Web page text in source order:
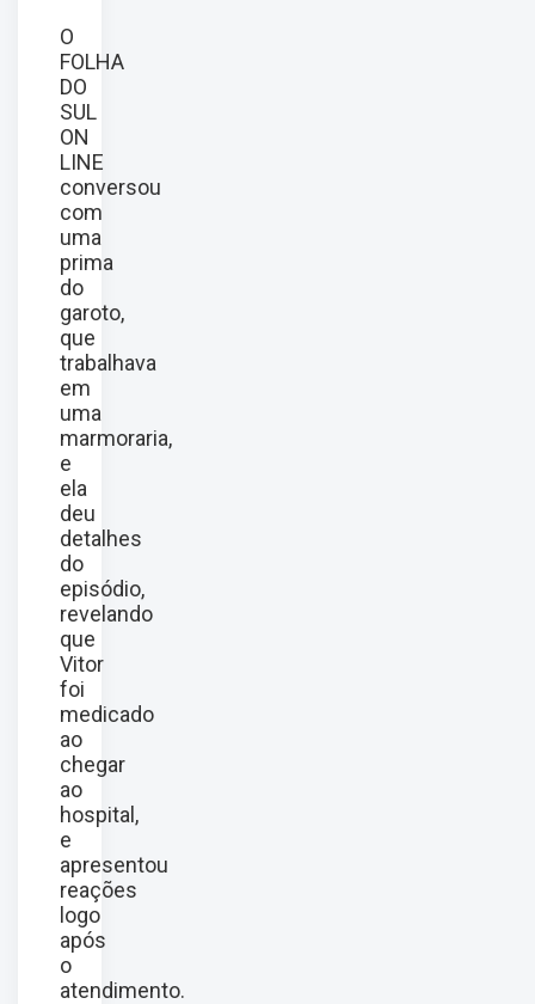
O
FOLHA
DO
SUL
ON
LINE
conversou
com
uma
prima
do
garoto,
que
trabalhava
em
uma
marmoraria,
e
ela
deu
detalhes
do
episódio,
revelando
que
Vitor
foi
medicado
ao
chegar
ao
hospital,
e
apresentou
reações
logo
após
o
atendimento.